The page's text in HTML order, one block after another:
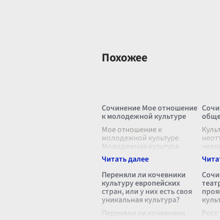
Похожее
Сочинение Мое отношение
к молодежной культуре
Мое отношение к
молодежной культуре
Молодежная культура
всегда была и остается
важной частью нашего
общества. С течением
времени и с развитием
технологий она постоянно
меняется, п...
Переняли ли кочевники
культуру европейских
стран, или у них есть своя
уникальная культура?
Переняли ли кочевники